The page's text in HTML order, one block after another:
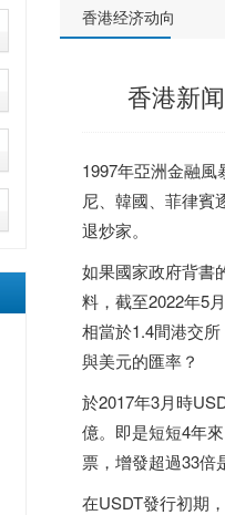
香港经济动向
香港新
1997年亞洲金融
尼、韓國、菲律賓
退炒家。
如果國家政府背書
料，截至2022年5
相當於1.4間港交
與美元的匯率？
於2017年3月時
億。即是短短4年
票，增發超過33倍
在USDT發行初期